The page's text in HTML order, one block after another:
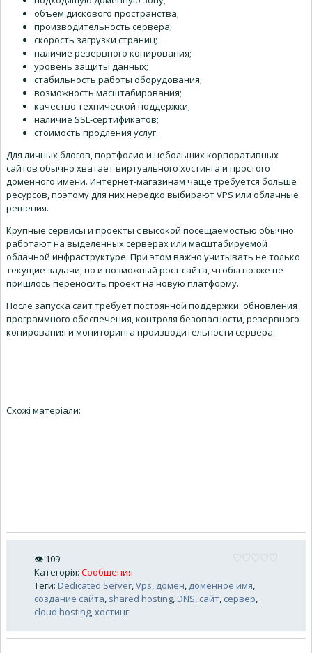
объем дискового пространства;
производительность сервера;
скорость загрузки страниц;
наличие резервного копирования;
уровень защиты данных;
стабильность работы оборудования;
возможность масштабирования;
качество технической поддержки;
наличие SSL-сертификатов;
стоимость продления услуг.
Для личных блогов, портфолио и небольших корпоративных
сайтов обычно хватает виртуального хостинга и простого
доменного имени. Интернет-магазинам чаще требуется больше
ресурсов, поэтому для них нередко выбирают VPS или облачные
решения.
Крупные сервисы и проекты с высокой посещаемостью обычно
работают на выделенных серверах или масштабируемой
облачной инфраструктуре. При этом важно учитывать не только
текущие задачи, но и возможный рост сайта, чтобы позже не
пришлось переносить проект на новую платформу.
После запуска сайт требует постоянной поддержки: обновления
программного обеспечения, контроля безопасности, резервного
копирования и мониторинга производительности сервера.
Схожі матеріали:
👁 109
Категорія: Сообщения
Теги: Dedicated Server,Vps, домен, доменное имя,
создание сайта, shared hosting, DNS, сайт, сервер,
cloud hosting,хостинг